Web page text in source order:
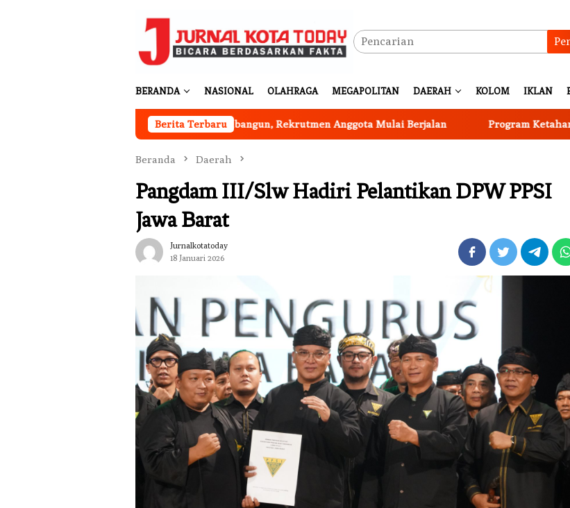
BERANDA NASIONAL OLAHRAGA MEGAPOLITAN DAERAH KOLOM IKLAN
Berita Terbaru
Putih Desa Sukakarya Masih Dibangun, Rekrutmen Anggota Mulai Berjalan Program Ketahanan Pangan
Beranda Daerah
Pangdam III/Slw Hadiri Pelantikan DPW PPSI
Jawa Barat
Jurnalkotatoday
18 Januari 2026